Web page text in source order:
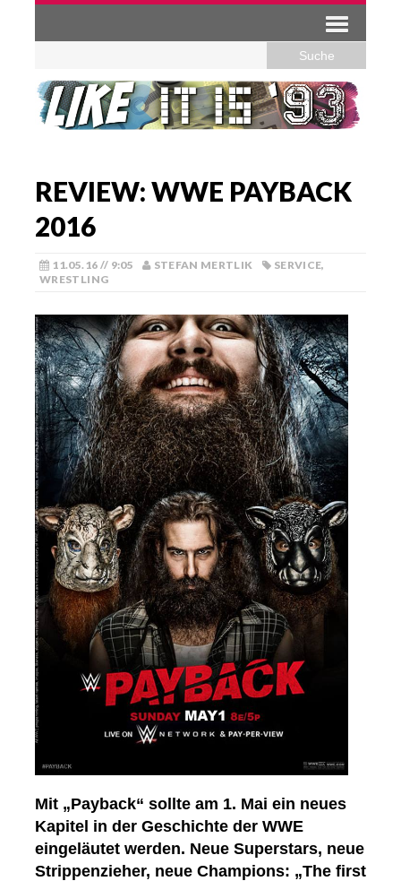
REVIEW: WWE PAYBACK
2016
11.05.16 // 9:05 STEFAN MERTLIK SERVICE,
WRESTLING
Mit „Payback“ sollte am 1. Mai ein neues
Kapitel in der Geschichte der WWE
eingeläutet werden. Neue Superstars, neue
Strippenzieher, neue Champions: „The first